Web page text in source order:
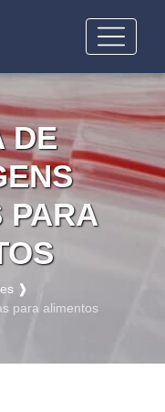
DE
PARA
❱
para alimentos